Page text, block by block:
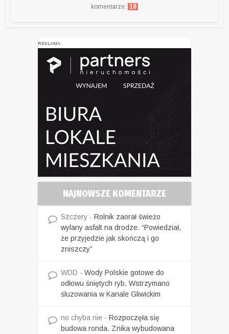
komentarze: 18
REKLAMA
NAJNOWSZE KOMENTARZE
Szczery - Rolnik zaorał świeżo
wylany asfalt na drodze. “Powiedział,
że przyjedzie jak skończą i go
zniszczy”
WDD - Wody Polskie gotowe do
odłowu śniętych ryb. Wstrzymano
śluzowania w Kanale Gliwickim
no chyba nie - Rozpoczęła się
budowa ronda. Znika wybudowana